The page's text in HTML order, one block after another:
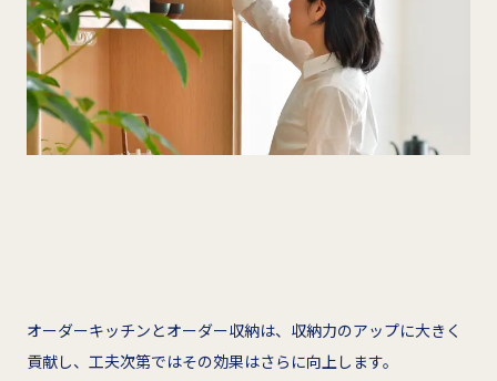
オーダーキッチンとオーダー収納は、収納力のアップに大きく
貢献し、工夫次第ではその効果はさらに向上します。